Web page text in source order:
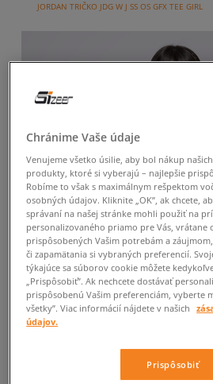
JORDAN TRIČKO JDG W J SS OS GFX TEE GIRL
Chránime Vaše údaje
Venujeme všetko úsilie, aby bol nákup
produkty, ktoré si vyberajú – najlepšie
Robíme to však s maximálnym rešpektom
osobných údajov. Kliknite „OK”, ak chcete,
správaní na našej stránke mohli použiť na
personalizovaného priamo pre Vás,
prispôsobených Vašim potrebám a
či zapamätania si vybraných preferencií.
týkajúce sa súborov cookie môžete
„Prispôsobiť”. Ak nechcete dostávať
prispôsobenú Vašim preferenciám, vyberte
všetky”. Viac informácií nájdete v našich
údajov.
Prispôsobiť